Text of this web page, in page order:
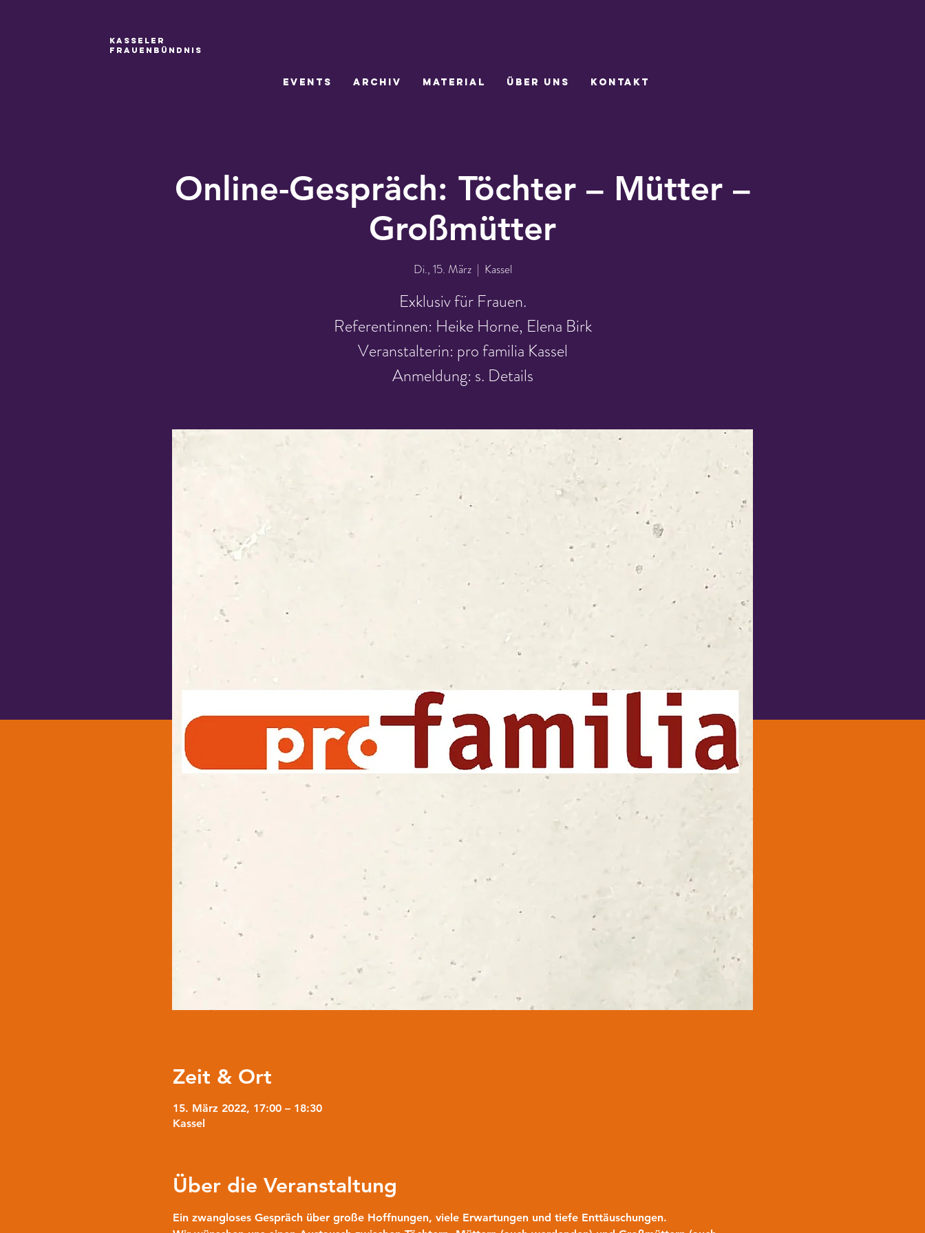
Kasseler
Frauenbündnis
Events Archiv Material Über uns Kontakt
Online-Gespräch: Töchter – Mütter –
Großmütter
Di., 15. März
  |
Kassel
Exklusiv für Frauen.
Referentinnen: Heike Horne, Elena Birk
Veranstalterin: pro familia Kassel
Anmeldung: s. Details
Zeit & Ort
15. März 2022, 17:00 – 18:30
Kassel
Über die Veranstaltung
Ein zwangloses Gespräch über große Hoffnungen, viele Erwartungen und tiefe Enttäuschungen.